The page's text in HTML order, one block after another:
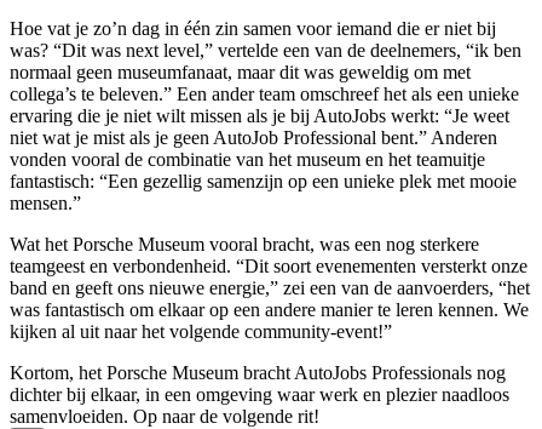
Hoe vat je zo’n dag in één zin samen voor iemand die er niet bij
was? “Dit was next level,” vertelde een van de deelnemers, “ik ben
normaal geen museumfanaat, maar dit was geweldig om met
collega’s te beleven.” Een ander team omschreef het als een unieke
ervaring die je niet wilt missen als je bij AutoJobs werkt: “Je weet
niet wat je mist als je geen AutoJob Professional bent.” Anderen
vonden vooral de combinatie van het museum en het teamuitje
fantastisch: “Een gezellig samenzijn op een unieke plek met mooie
mensen.”
Wat het Porsche Museum vooral bracht, was een nog sterkere
teamgeest en verbondenheid. “Dit soort evenementen versterkt onze
band en geeft ons nieuwe energie,” zei een van de aanvoerders, “het
was fantastisch om elkaar op een andere manier te leren kennen. We
kijken al uit naar het volgende community-event!”
Kortom, het Porsche Museum bracht AutoJobs Professionals nog
dichter bij elkaar, in een omgeving waar werk en plezier naadloos
samenvloeiden. Op naar de volgende rit!